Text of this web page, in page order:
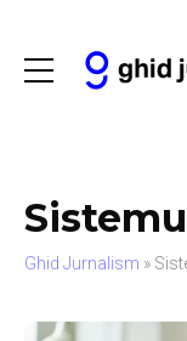
Ghid Jurnalism »